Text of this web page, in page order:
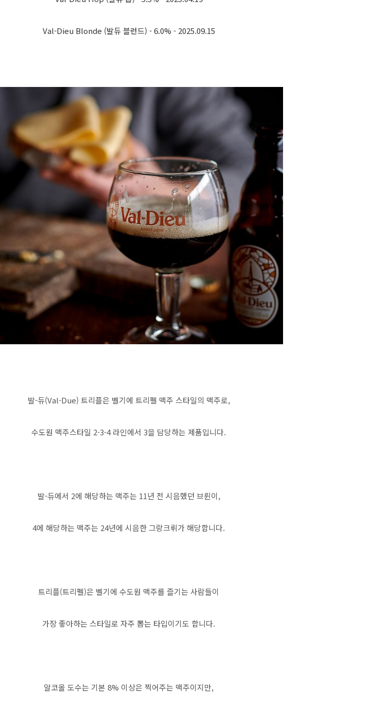
Val-Dieu Blonde (발듀 블런드) - 6.0% - 2025.09.15
발-듀(Val-Due) 트리플은 벨기에 트리펠 맥주 스타일의 맥주로,
수도원 맥주스타일 2-3-4 라인에서 3을 담당하는 제품입니다.
발-듀에서 2에 해당하는 맥주는 11년 전 시음했던 브륀이,
4에 해당하는 맥주는 24년에 시음한 그랑크뤼가 해당합니다.
트리플(트리펠)은 벨기에 수도원 맥주를 즐기는 사람들이
가장 좋아하는 스타일로 자주 뽑는 타입이기도 합니다.
알코올 도수는 기본 8% 이상은 찍어주는 맥주이지만,